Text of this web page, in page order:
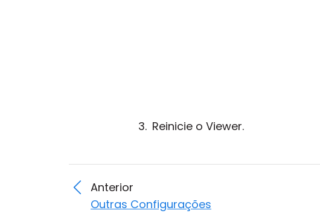
Reinicie o Viewer.
Anterior
Outras Configurações